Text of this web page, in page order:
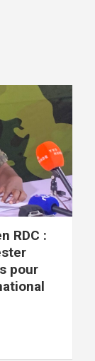
RDC :
pour